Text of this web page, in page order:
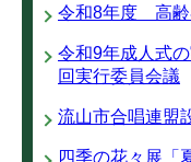
令和8年度 高齢
令和9年成人式
回実行委員会議
流山市合唱連盟
四季の花々展「